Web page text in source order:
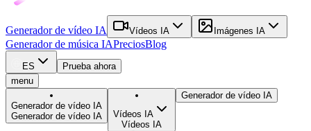
Generador de vídeo IA Vídeos IA Imágenes IA
Generador de música IAPreciosBlog
ES
Prueba ahora
menu
Generador de vídeo IA
Generador de vídeo IA
Vídeos IA
Vídeos IA
Generador de vídeo IA